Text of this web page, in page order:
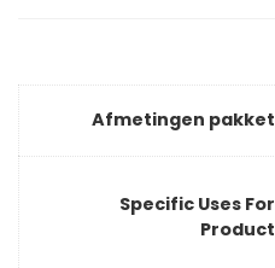
Afmetingen pakket
Specific Uses For
Product